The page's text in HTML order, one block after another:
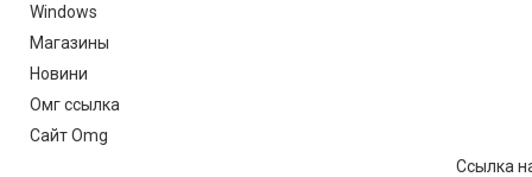
Windows
Магазины
Новини
Омг ссылка
Сайт Omg
Ссылка